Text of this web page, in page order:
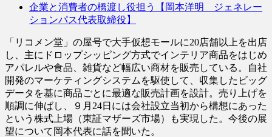
企業と消費者の橋渡し役担う【岡本洋明 ジェネレー
ションパス代表取締役】
「リコメン堂」の屋号で大手仮想モールに20店舗以上を出店
し、主にドロップシッピング方式でインテリア商品をはじめ
アパレルや食品、雑貨など幅広い商材を販売している。自社
開発のマーケティングシステムを駆使して、収集したビッグ
データを基に商品ごとに最適な販売計画を設計。売り上げを
順調に伸ばし、９月24日には会社設立当初から構想にあった
という株式上場（東証マザーズ市場）も実現した。今後の展
望について岡本代表に話を聞いた。